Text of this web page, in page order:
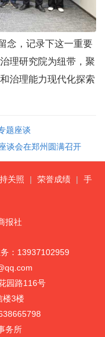
，记录下这一重要
理研究院为纽带，聚
治理能力现代化探索
题座谈
谈会在郑州圆满召开
关照 | 荣誉成绩 |
手
报社
：13937102959
园路116号
楼3楼
务所